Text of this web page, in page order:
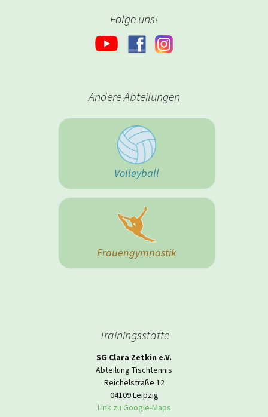
Folge uns!
Andere Abteilungen
Volleyball
Frauengymnastik
Trainingsstätte
SG Clara Zetkin e.V.
Abteilung Tischtennis
Reichelstraße 12
04109 Leipzig
Link zu Google-Maps